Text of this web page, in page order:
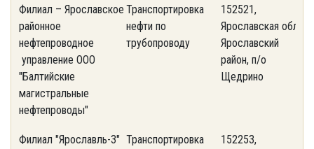
Филиал – Ярославское
районное
нефтепроводное
управление ООО
"Балтийские
магистральные
нефтепроводы"
Транспортировка
нефти по
трубопроводу
152521,
Ярославская обл.,
Ярославский
район, п/о
Щедрино
Филиал "Ярославль-3" Транспортировка
152253,